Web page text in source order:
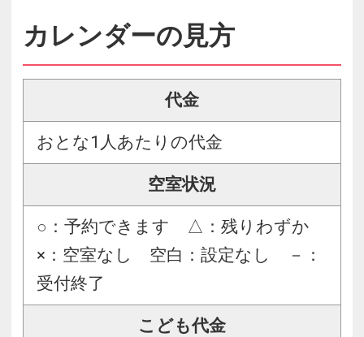
カレンダーの見方
代金
おとな1人あたりの代金
空室状況
○：予約できます △：残りわずか
×：空室なし 空白：設定なし －：
受付終了
こども代金